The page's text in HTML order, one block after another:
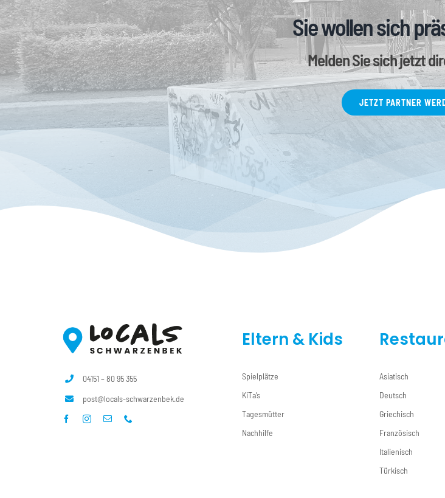
Sie wollen sich
Melden Sie sich jetzt
JETZT PARTNER
04151 – 80 95 355
post@locals-schwarzenbek.de
Eltern & Kids
Spielplätze
KiTa’s
Tagesmütter
Nachhilfe
Asiatisch
Deutsch
Griechisch
Französisch
Italienisch
Türkisch